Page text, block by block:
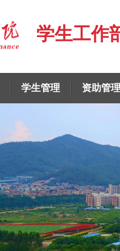
学生工作
学生管理 资助管理